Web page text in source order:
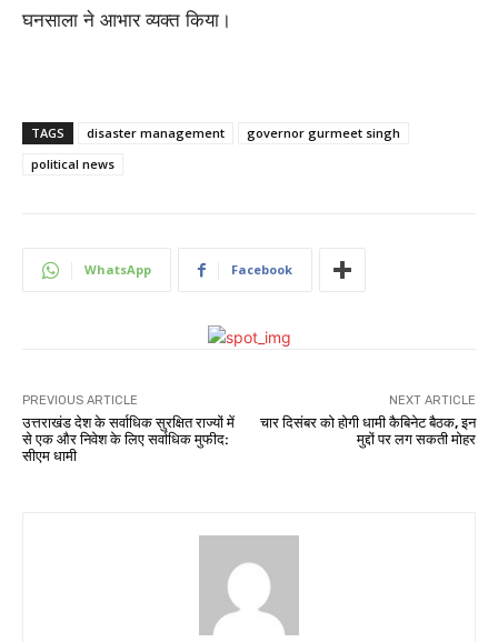
घनसाला ने आभार व्यक्त किया।
TAGS disaster management
governor gurmeet singh
political news
WhatsApp Facebook
PREVIOUS ARTICLE
उत्तराखंड देश के सर्वाधिक सुरक्षित राज्यों में
से एक और निवेश के लिए सर्वाधिक मुफीद:
सीएम धामी
NEXT ARTICLE
चार दिसंबर को होगी धामी कैबिनेट बैठक, इन
मुद्दों पर लग सकती मोहर